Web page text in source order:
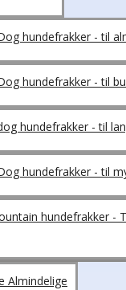
hundefrakker - til
hundefrakker - til
hundefrakker - til
hundefrakker - til
hundefrakker -
Almindelige